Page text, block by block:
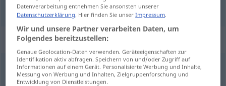
sobreexcitado überdreht
Synonyme für "überdreht"
aufgedreht,aufgeregt,aufgekratzt (ugs.)
Datenverarbeitung entnehmen Sie ansonsten unserer
Datenschutzerklärung. Hier finden Sie unserImpressum.
Wir und unsere Partner verarbeiten Daten, um
Folgendes bereitzustellen:
Genaue Geolocation-Daten verwenden. Geräteeigenschaften zur
Identifikation aktiv abfragen. Speichern von und/oder Zugriff auf
Informationen auf einem Gerät. Personalisierte Werbung und Inhalte,
Messung von Werbung und Inhalten, Zielgruppenforschung und
Entwicklung von Dienstleistungen.